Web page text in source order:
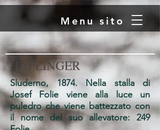
Menu sito
HAFLINGER
Sluderno, 1874. Nella stalla di
Josef Folie viene alla luce un
puledro che viene battezzato con
il nome del suo allevatore: 249